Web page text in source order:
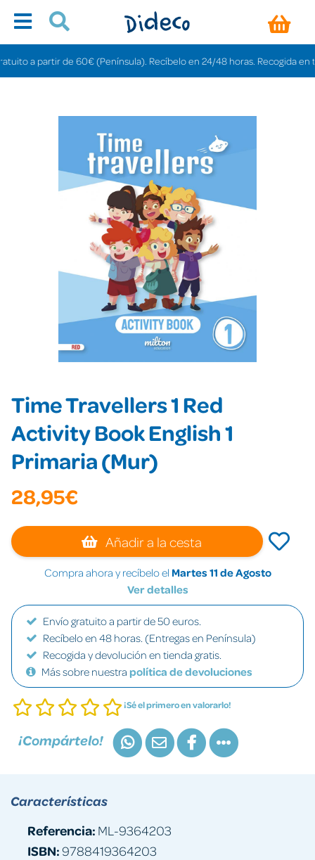
a partir de 60€ (Península). Recíbelo en 24/48 horas. Recogida en
Time Travellers 1 Red
Activity Book English 1
Primaria (Mur)
28,95€
Añadir a la cesta
Compra ahora y recíbelo el Martes 11 de Agosto
Ver detalles
Envío gratuito a partir de 50 euros.
Recíbelo en 48 horas. (Entregas en Península)
Recogida y devolución en tienda gratis.
Más sobre nuestra política de devoluciones
¡Sé el primero en valorarlo!
¡Compártelo!
Características
Referencia: ML-9364203
ISBN:9788419364203